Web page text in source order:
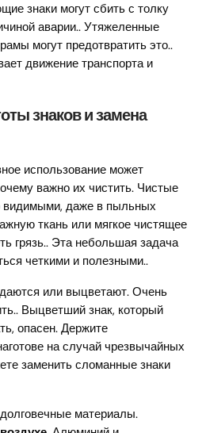
знаки могут сбить с толку
аварии.. Утяжеленные
могут предотвратить это..
движение транспорта и
знаков и замена
использование может
важно их чистить. Чистые
видимыми, даже в пыльных
ткань или мягкое чистящее
грязь.. Эта небольшая задача
четкими и полезными..
или выцветают. Очень
Выцветший знак, который
опасен. Держите
на случай чрезвычайных
заменить сломанные знаки
материалы.